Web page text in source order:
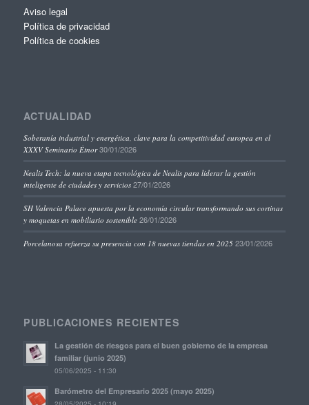
Aviso legal
Política de privacidad
Política de cookies
ACTUALIDAD
Soberanía industrial y energética, clave para la competitividad europea en el
XXXV Seminario Étnor 30/01/2026
Nealis Tech: la nueva etapa tecnológica de Nealis para liderar la gestión
inteligente de ciudades y servicios 27/01/2026
SH Valencia Palace apuesta por la economía circular transformando sus cortinas
y moquetas en mobiliario sostenible 26/01/2026
Porcelanosa refuerza su presencia con 18 nuevas tiendas en 2025 23/01/2026
PUBLICACIONES RECIENTES
La gestión de riesgos para el buen gobierno de la empresa
familiar (junio 2025)
05/06/2025 - 11:30
Barómetro del Empresario 2025 (mayo 2025)